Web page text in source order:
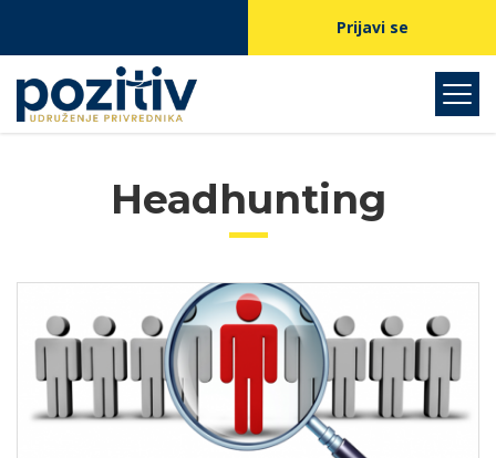
Prijavi se
Headhunting